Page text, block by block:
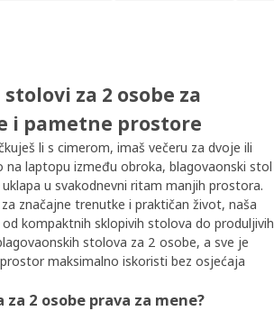
za 2 osobe za
i pametne prostore
li s cimerom, imaš večeru za dvoje ili
na laptopu između obroka, blagovaonski stol
u svakodnevni ritam manjih prostora.
značajne trenutke i praktičan život, naša
kompaktnih sklopivih stolova do produljivih
stolova za 2 osobe, a sve je
maksimalno iskoristi bez osjećaja
2 osobe prava za mene?